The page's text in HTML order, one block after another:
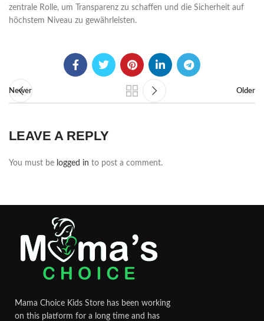
zentrale Rolle, um Transparenz zu schaffen und die Sicherheit auf
höchstem Niveau zu gewährleisten.
Newer Older
LEAVE A REPLY
You must be logged in to post a comment.
Mama Choice Kids Store has been working
on this platform for a long time and has